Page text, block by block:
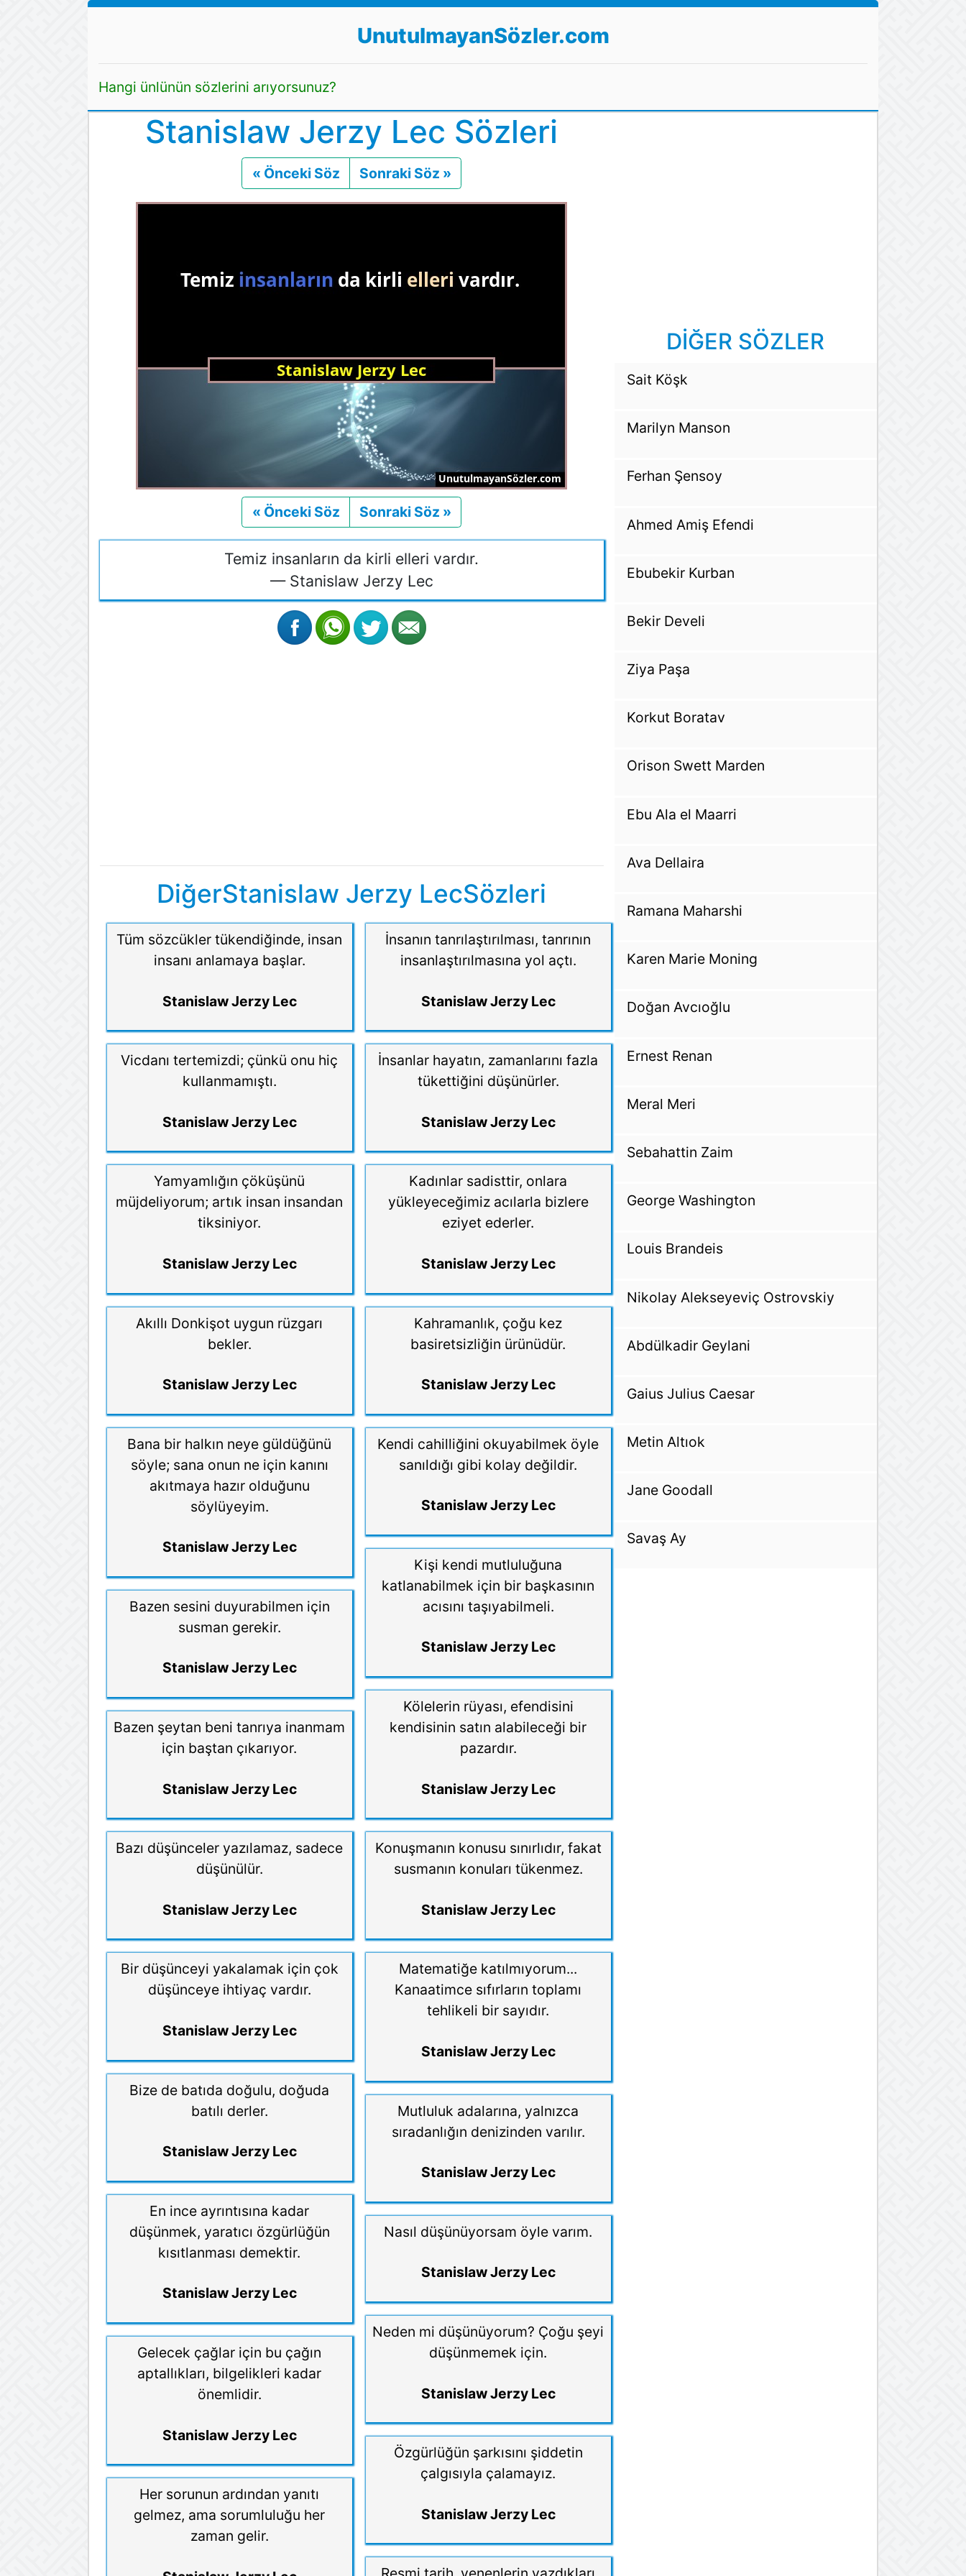
UnutulmayanSözler.com
Hangi ünlünün sözlerini arıyorsunuz?
Stanislaw Jerzy Lec Sözleri
« Önceki Söz Önceki
Sonraki Söz »
« Önceki Söz Önceki
Sonraki Söz »
Temiz insanların da kirli elleri vardır.
— Stanislaw Jerzy Lec
DiğerStanislaw Jerzy LecSözleri
Tüm sözcükler tükendiğinde, insan
insanı anlamaya başlar.
Stanislaw Jerzy Lec
Vicdanı tertemizdi; çünkü onu hiç
kullanmamıştı.
Stanislaw Jerzy Lec
Yamyamlığın çöküşünü
müjdeliyorum; artık insan insandan
tiksiniyor.
Stanislaw Jerzy Lec
Akıllı Donkişot uygun rüzgarı
bekler.
Stanislaw Jerzy Lec
Bana bir halkın neye güldüğünü
söyle; sana onun ne için kanını
akıtmaya hazır olduğunu
söylüyeyim.
Stanislaw Jerzy Lec
Bazen sesini duyurabilmen için
susman gerekir.
Stanislaw Jerzy Lec
Bazen şeytan beni tanrıya inanmam
için baştan çıkarıyor.
Stanislaw Jerzy Lec
Bazı düşünceler yazılamaz, sadece
düşünülür.
Stanislaw Jerzy Lec
Bir düşünceyi yakalamak için çok
düşünceye ihtiyaç vardır.
Stanislaw Jerzy Lec
Bize de batıda doğulu, doğuda
batılı derler.
Stanislaw Jerzy Lec
En ince ayrıntısına kadar
düşünmek, yaratıcı özgürlüğün
kısıtlanması demektir.
Stanislaw Jerzy Lec
Gelecek çağlar için bu çağın
aptallıkları, bilgelikleri kadar
önemlidir.
Stanislaw Jerzy Lec
Her sorunun ardından yanıtı
gelmez, ama sorumluluğu her
zaman gelir.
İnsanın tanrılaştırılması, tanrının
insanlaştırılmasına yol açtı.
Stanislaw Jerzy Lec
İnsanlar hayatın, zamanlarını fazla
tükettiğini düşünürler.
Stanislaw Jerzy Lec
Kadınlar sadisttir, onlara
yükleyeceğimiz acılarla bizlere
eziyet ederler.
Stanislaw Jerzy Lec
Kahramanlık, çoğu kez
basiretsizliğin ürünüdür.
Stanislaw Jerzy Lec
Kendi cahilliğini okuyabilmek öyle
sanıldığı gibi kolay değildir.
Stanislaw Jerzy Lec
Kişi kendi mutluluğuna
katlanabilmek için bir başkasının
acısını taşıyabilmeli.
Stanislaw Jerzy Lec
Kölelerin rüyası, efendisini
kendisinin satın alabileceği bir
pazardır.
Stanislaw Jerzy Lec
Konuşmanın konusu sınırlıdır, fakat
susmanın konuları tükenmez.
Stanislaw Jerzy Lec
Matematiğe katılmıyorum...
Kanaatimce sıfırların toplamı
tehlikeli bir sayıdır.
Stanislaw Jerzy Lec
Mutluluk adalarına, yalnızca
sıradanlığın denizinden varılır.
Stanislaw Jerzy Lec
Nasıl düşünüyorsam öyle varım.
Stanislaw Jerzy Lec
Neden mi düşünüyorum? Çoğu şeyi
düşünmemek için.
Stanislaw Jerzy Lec
Özgürlüğün şarkısını şiddetin
çalgısıyla çalamayız.
Stanislaw Jerzy Lec
DİĞER SÖZLER
Sait Köşk
Marilyn Manson
Ferhan Şensoy
Ahmed Amiş Efendi
Ebubekir Kurban
Bekir Develi
Ziya Paşa
Korkut Boratav
Orison Swett Marden
Ebu Ala el Maarri
Ava Dellaira
Ramana Maharshi
Karen Marie Moning
Doğan Avcıoğlu
Ernest Renan
Meral Meri
Sebahattin Zaim
George Washington
Louis Brandeis
Nikolay Alekseyeviç Ostrovskiy
Abdülkadir Geylani
Gaius Julius Caesar
Metin Altıok
Jane Goodall
Savaş Ay